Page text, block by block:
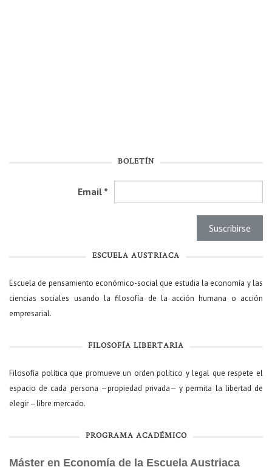
BOLETÍN
Email *
ESCUELA AUSTRIACA
Escuela de pensamiento económico-social que estudia la economía y las
ciencias sociales usando la filosofía de la acción humana o acción
empresarial.
FILOSOFÍA LIBERTARIA
Filosofía política que promueve un orden político y legal que respete el
espacio de cada persona —propiedad privada— y permita la libertad de
elegir —libre mercado.
PROGRAMA ACADÉMICO
Máster en Economía de la Escuela Austriaca